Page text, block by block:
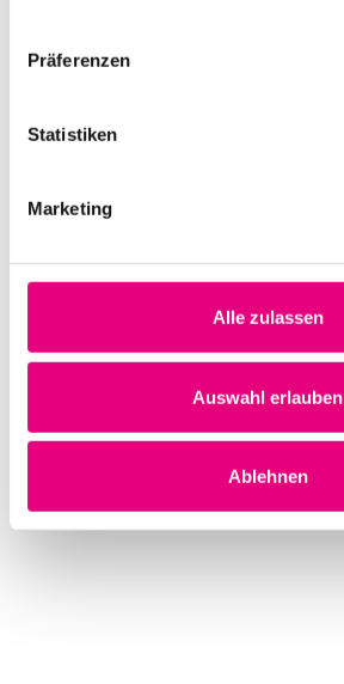
Präferenzen
Statistiken
Marketing
Alle zulassen
Auswahl erlauben
Ablehnen